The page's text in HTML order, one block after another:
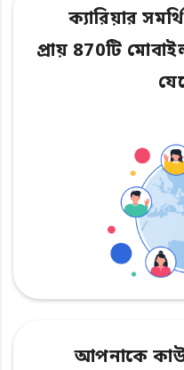
ক্যারিয়ার
প্রায় 870টি
আপনাকে